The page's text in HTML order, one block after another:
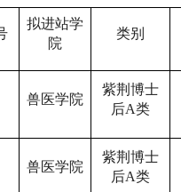
拟进站学
院
类别
兽医学院
紫荆博士
后A类
兽医学院
紫荆博士
后A类